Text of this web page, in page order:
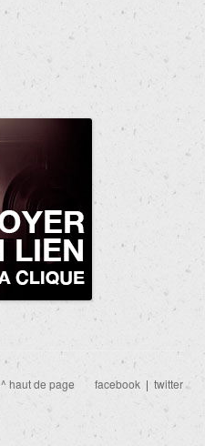
^ haut de page facebook | twitter